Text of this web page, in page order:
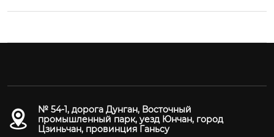
№ 54-1, дорога Дунган, Восточный
промышленный парк, уезд Юнчан, город
Цзиньчан, провинция Ганьсу